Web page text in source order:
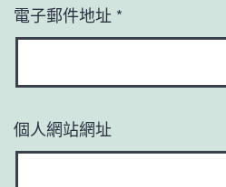
電子郵件地址 *
個人網站網址